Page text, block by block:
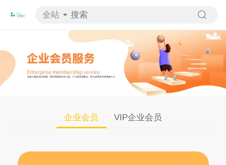
全站
企业会员 VIP企业会员